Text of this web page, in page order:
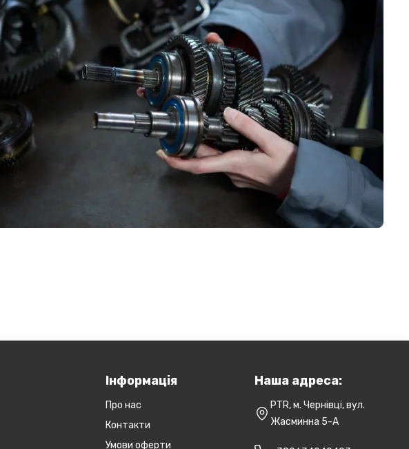
Інформація
Про нас
Контакти
Умови оферти
Наша адреса:
PTR, м. Чернівці, вул.
Жасминна 5-А